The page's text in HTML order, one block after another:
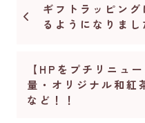
ギフトラッピン
るようになりまし
【HPをプチリニュ
量・オリジナル和紅
など！！